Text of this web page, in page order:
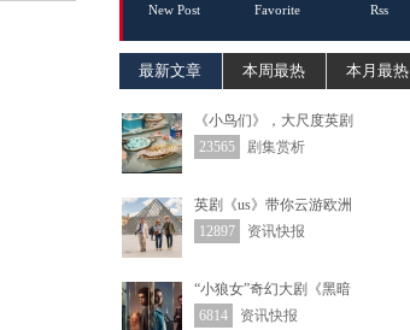
New Post Favorite Rss
最新文章 本周最热 本月最热
《小鸟们​》，大尺度英剧
23565
剧集赏析
英剧《us》带你云游欧洲
12897
资讯快报
“小狼女”奇幻大剧《黑暗
6814
资讯快报